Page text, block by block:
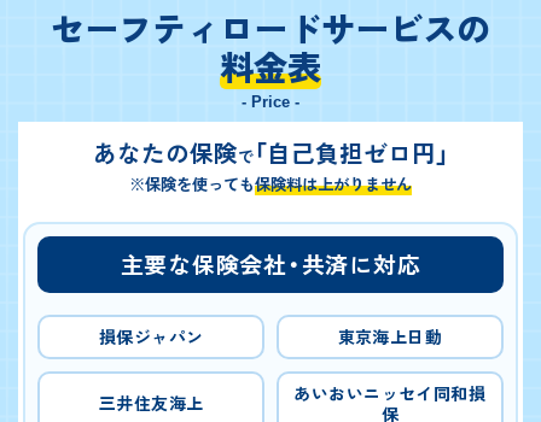
セーフティロードサービスの
料金表
- Price -
あなたの保険で「自己負担ゼロ円」
※保険を使っても保険料は上がりません
主要な保険会社・共済に対応
損保ジャパン 東京海上日動
三井住友海上
あいおいニッセイ同和損
保